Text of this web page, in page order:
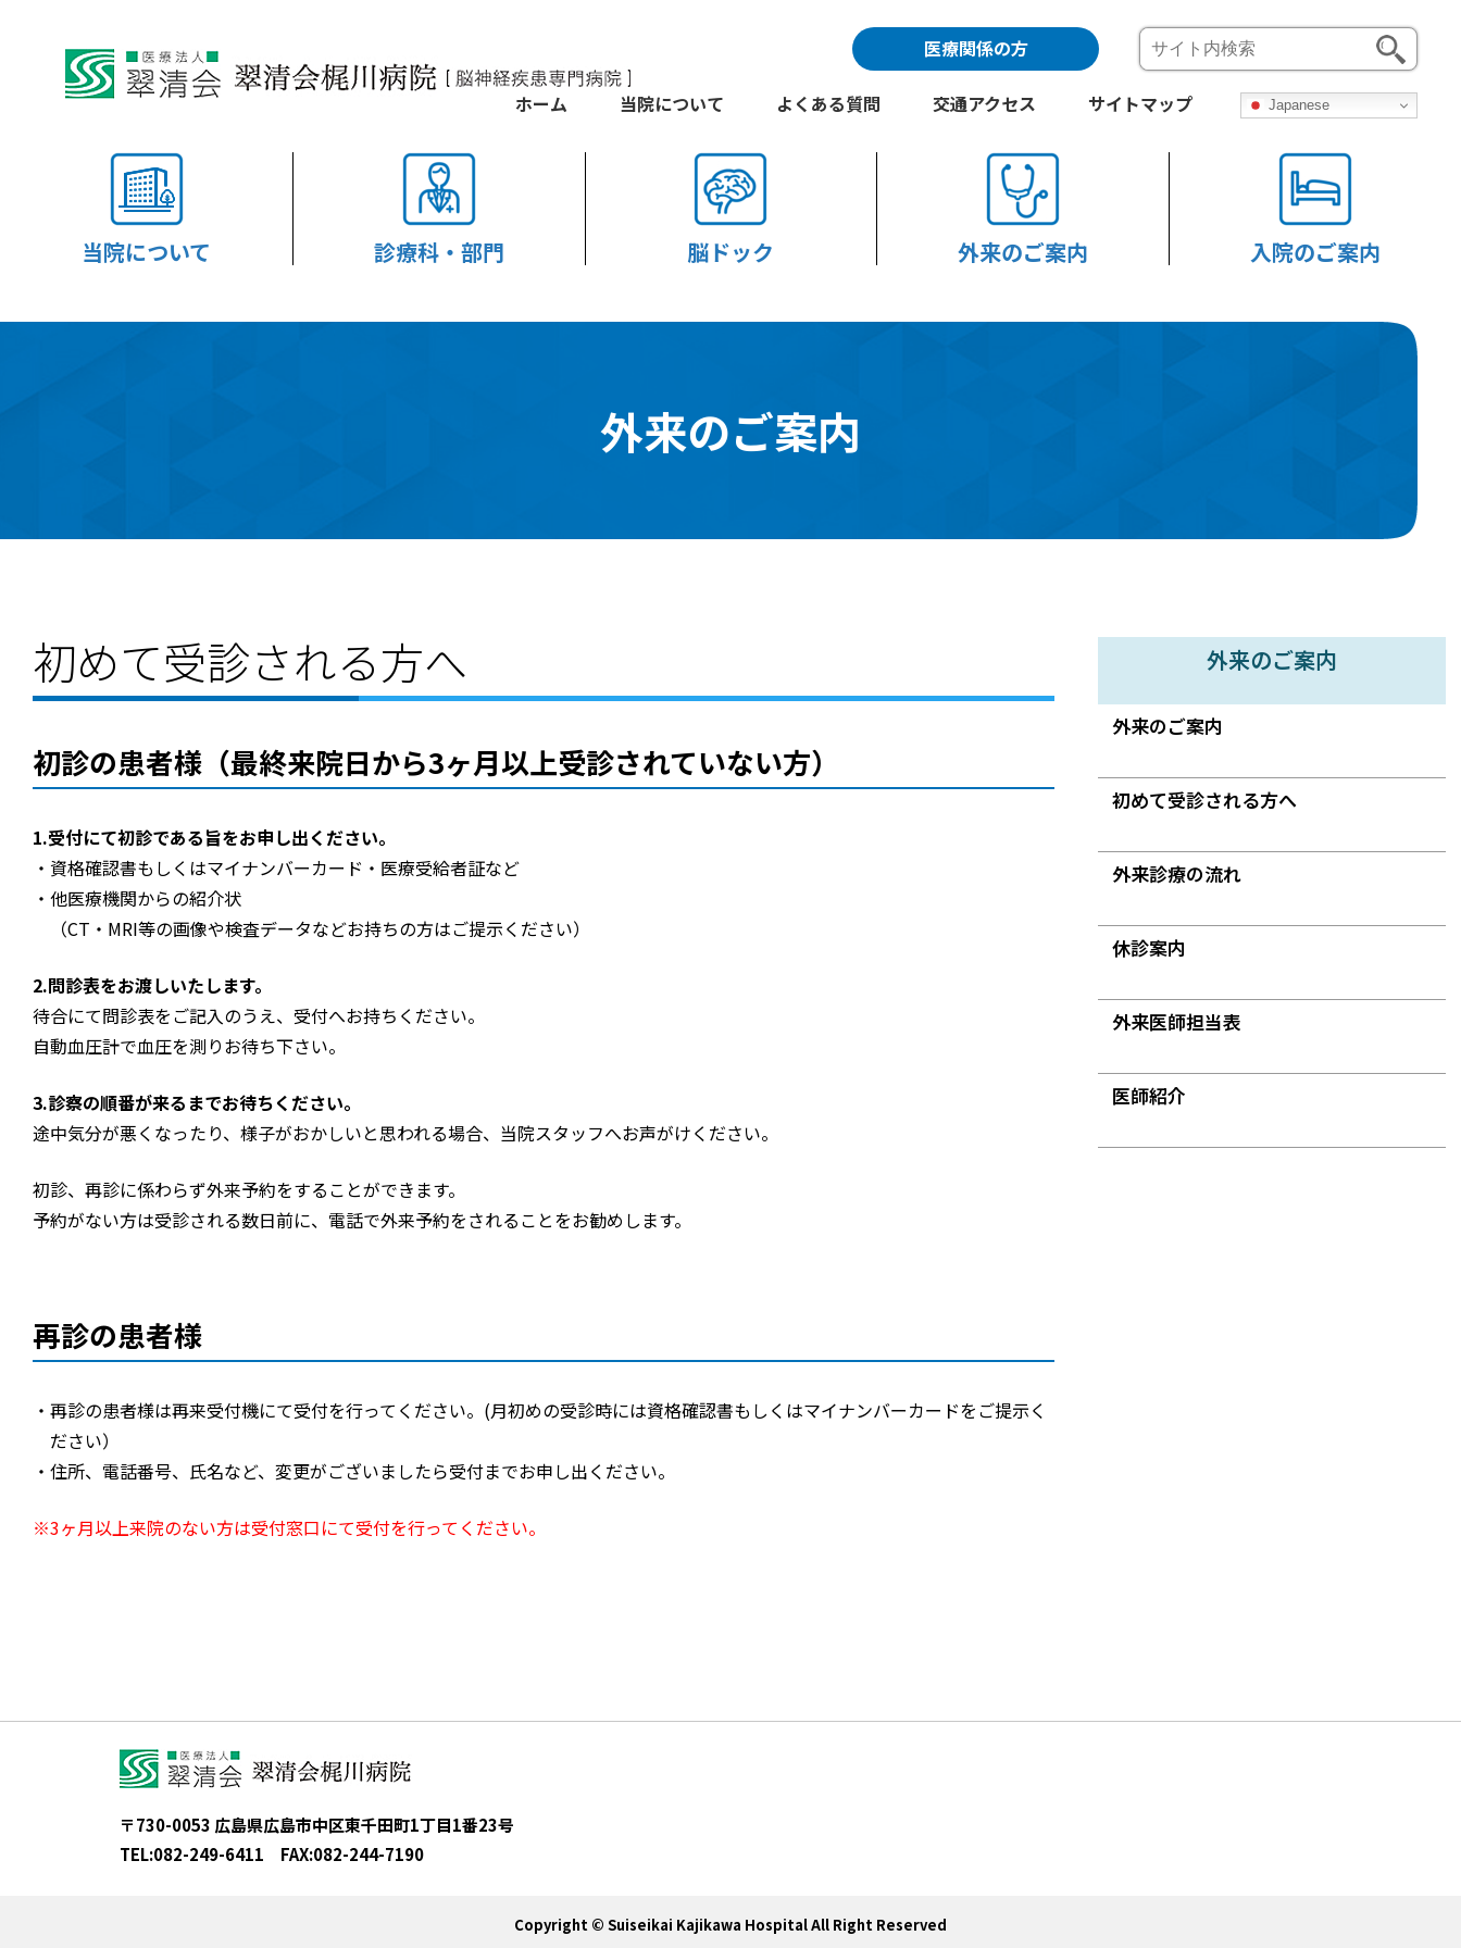
当院について 診療科・部門 脳ドック 外来のご案内 入院のご案内
ホーム 当院について よくある質問 交通アクセス サイトマップ Japanese
医療関係の方
外来のご案内
初めて受診される方へ
初診の患者様（最終来院日から3ヶ月以上受診されていない方）
1.受付にて初診である旨をお申し出ください。
資格確認書もしくはマイナンバーカード・医療受給者証など
他医療機関からの紹介状
（CT・MRI等の画像や検査データなどお持ちの方はご提示ください）
2.問診表をお渡しいたします。
待合にて問診表をご記入のうえ、受付へお持ちください。
自動血圧計で血圧を測りお待ち下さい。
3.診察の順番が来るまでお待ちください。
途中気分が悪くなったり、様子がおかしいと思われる場合、当院スタッフへお声がけください。
初診、再診に係わらず外来予約をすることができます。
予約がない方は受診される数日前に、電話で外来予約をされることをお勧めします。
再診の患者様
再診の患者様は再来受付機にて受付を行ってください。(月初めの受診時には資格確認書もしくはマイナンバーカードをご提示く
ださい）
住所、電話番号、氏名など、変更がございましたら受付までお申し出ください。
※3ヶ月以上来院のない方は受付窓口にて受付を行ってください。
外来のご案内
外来のご案内
初めて受診される方へ
外来診療の流れ
休診案内
外来医師担当表
医師紹介
〒730-0053 広島県広島市中区東千田町1丁目1番23号
TEL:082-249-6411 FAX:082-244-7190
Copyright © Suiseikai Kajikawa Hospital All Right Reserved